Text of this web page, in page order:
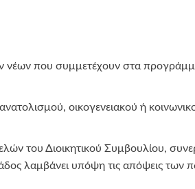
νέων που συμμετέχουν στα
οικογενειακού ή
του Διοικητικού Συμβουλίου,
λαμβάνει υπόψη τις απόψεις των